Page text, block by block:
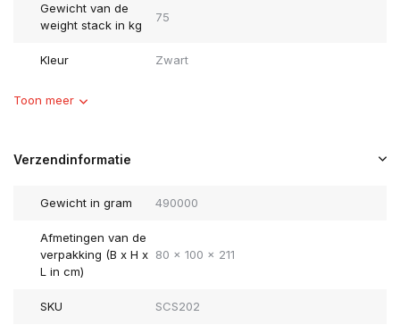
Gewicht van de
weight stack in kg
75
Kleur Zwart
Toon meer
Verzendinformatie
Gewicht in gram 490000
Afmetingen van de
verpakking (B x H x
L in cm)
80 x 100 x 211
SKU SCS202